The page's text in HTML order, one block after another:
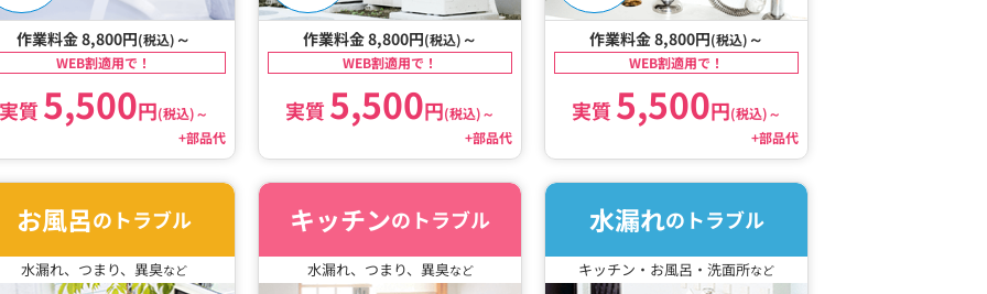
作業料金 8,800円(税込) ～
WEB割適用で！
実質 5,500円(税込)～
+部品代
作業料金 8,800円(税込) ～
WEB割適用で！
実質 5,500円(税込)～
+部品代
作業料金 8,800円(税込) ～
WEB割適用で！
実質 5,500円(税込)～
+部品代
お風呂のトラブル
水漏れ、つまり、異臭など
キッチンのトラブル
水漏れ、つまり、異臭など
水漏れのトラブル
キッチン・お風呂・洗面所など